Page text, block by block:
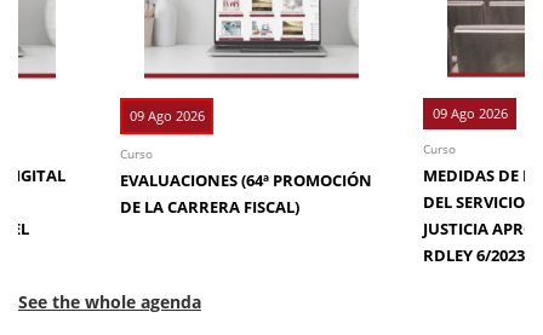
DIGITAL
EL
09 Ago 2026
Curso
EVALUACIONES (64ª PROMOCIÓN
DE LA CARRERA FISCAL)
09 Ago 2026
Curso
MEDIDAS DE
DEL SERVICIO
JUSTICIA
RDLEY 6/2023
See the whole agenda